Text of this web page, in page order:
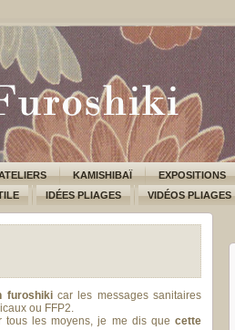
KAMISHIBAÏ EXPOSITIONS
IDÉES PLIAGES VIDÉOS PLIAGES
furoshikicar les messages sanitaires
ou FFP2.
tous les moyens, je me dis quecette